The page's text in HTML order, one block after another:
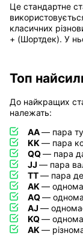
Це стандартне
класичних
+ (Шортдек). У
Топ
До найкращих
належать:
AA— пара
KK — пара
QQ— пара
JJ — пара
TT— пара
AK —
AQ—
AJ —
KQ—
AK —